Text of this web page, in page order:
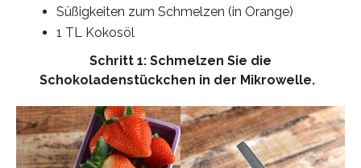
Süßigkeiten zum Schmelzen (in Orange)
1 TL Kokosöl
Schritt 1: Schmelzen Sie die
Schokoladenstückchen in der Mikrowelle.